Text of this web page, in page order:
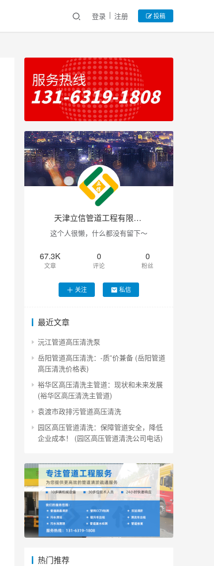
登录 注册 投稿
天津立信管道工程有限公司
这个人很懒，什么都没有留下～
67.3K
文章
0
评论
0
粉丝
关注 私信
最近文章
沅江管道高压清洗泵
岳阳管道高压清洗：-质”价兼备 (岳阳管道
高压清洗价格表)
裕华区高压清洗主管道：现状和未来发展
(裕华区高压清洗主管道)
袁渡市政排污管道高压清洗
园区高压管道清洗：保障管道安全，降低
企业成本！ (园区高压管道清洗公司电话)
热门推荐